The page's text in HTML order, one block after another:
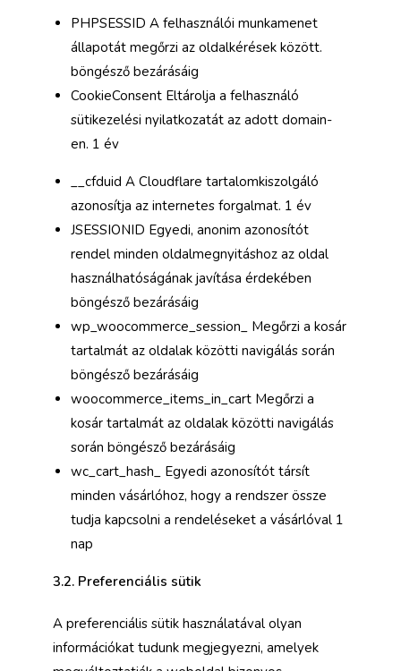
PHPSESSID A felhasználói munkamenet
állapotát megőrzi az oldalkérések között.
böngésző bezárásáig
CookieConsent Eltárolja a felhasználó
sütikezelési nyilatkozatát az adott domain-
en. 1 év
__cfduid A Cloudflare tartalomkiszolgáló
azonosítja az internetes forgalmat. 1 év
JSESSIONID Egyedi, anonim azonosítót
rendel minden oldalmegnyitáshoz az oldal
használhatóságának javítása érdekében
böngésző bezárásáig
wp_woocommerce_session_ Megőrzi a kosár
tartalmát az oldalak közötti navigálás során
böngésző bezárásáig
woocommerce_items_in_cart Megőrzi a
kosár tartalmát az oldalak közötti navigálás
során böngésző bezárásáig
wc_cart_hash_ Egyedi azonosítót társít
minden vásárlóhoz, hogy a rendszer össze
tudja kapcsolni a rendeléseket a vásárlóval 1
nap
3.2. Preferenciális sütik
A preferenciális sütik használatával olyan
információkat tudunk megjegyezni, amelyek